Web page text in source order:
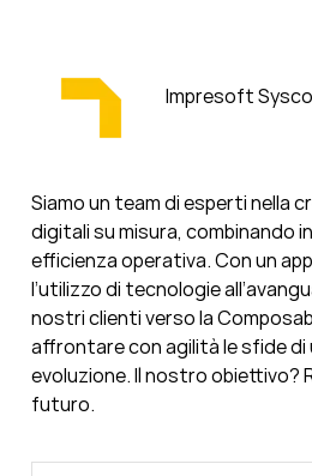
Impresoft
Siamo un team di esperti nella
digitali su misura, combinando
efficienza operativa. Con un
l’utilizzo di tecnologie
nostri clienti verso la
affrontare con agilità le sfide di
evoluzione. Il nostro obiettivo?
futuro.